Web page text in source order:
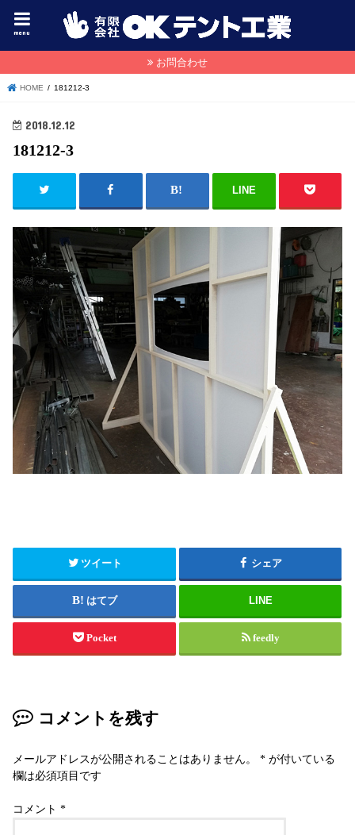
menu
お問合わせ
HOME 181212-3
2018.12.12
181212-3
LINE
ツイート シェア
はてブ LINE
Pocket feedly
コメントを残す
メールアドレスが公開されることはありません。 * が付いている
欄は必須項目です
コメント*